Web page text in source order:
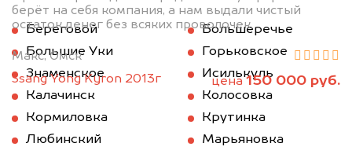
берёт на себя компания, а нам выдали чистый
остаток денег без всяких проволочек.
Макс, Омск
Ssang Yong Kyron 2013г
цена150 000 руб.
Береговой
Большеречье
Большие Уки
Горьковское
Знаменское
Исилькуль
Калачинск
Колосовка
Кормиловка
Крутинка
Любинский
Марьяновка